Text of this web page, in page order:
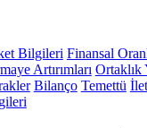
Bilgileri Finansal
Artırımları Ortaklık
Bilanço Temettü